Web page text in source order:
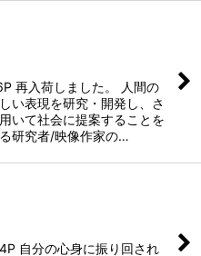
再入荷しました。 人間の
い表現を研究・開発し、さ
いて社会に提案することを
研究者/映像作家の…
分の心身に振り回され